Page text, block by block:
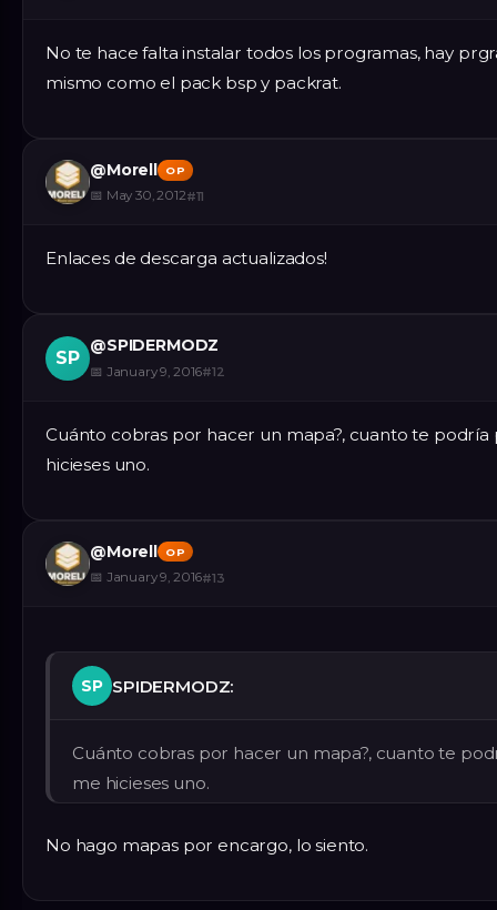
No te hace falta instalar todos los programas, hay
mismo como el pack bsp y packrat.
@Morell OP
📅 May 30, 2012#11
Enlaces de descarga actualizados!
SP
@SPIDERMODZ
📅 January 9, 2016#12
Cuánto cobras por hacer un mapa?, cuanto te
hicieses uno.
@Morell OP
📅 January 9, 2016#13
SP SPIDERMODZ:
Cuánto cobras por hacer un mapa?, cuanto te
me hicieses uno.
No hago mapas por encargo, lo siento.